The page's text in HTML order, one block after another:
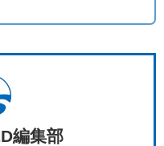
編集部